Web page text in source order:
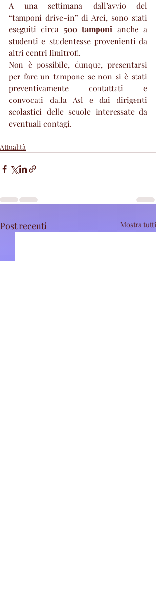
A una settimana dall’avvio del
“tamponi drive-in” di Arci, sono stati
eseguiti circa 500 tamponi anche a
studenti e studentesse provenienti da
altri centri limitrofi.
Non è possibile, dunque, presentarsi
per fare un tampone se non si è stati
preventivamente contattati e
convocati dalla Asl e dai dirigenti
scolastici delle scuole interessate da
eventuali contagi.
Attualità
Post recenti Mostra tutti